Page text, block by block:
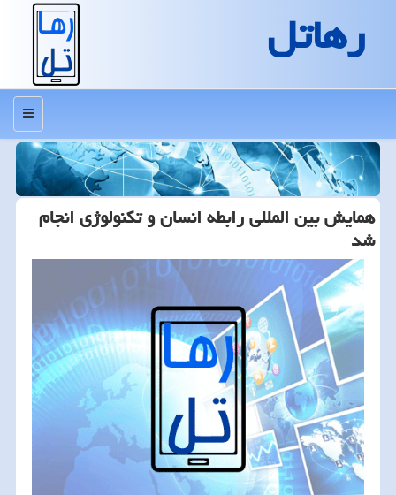
رهاتل
منو
همایش بین المللی رابطه انسان و تكنولوژی انجام
شد